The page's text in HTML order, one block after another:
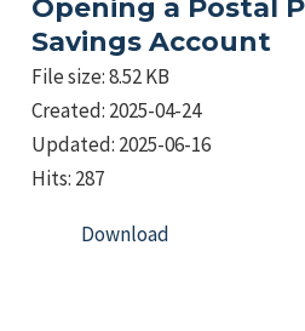
Opening a Postal
Savings Account
File size: 8.52 KB
Created: 2025-04-24
Updated: 2025-06-16
Hits: 287
Download